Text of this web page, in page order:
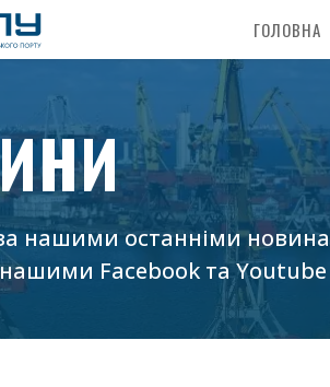
ГОЛОВНА
нашими останніми
нашими Facebook таYoutube